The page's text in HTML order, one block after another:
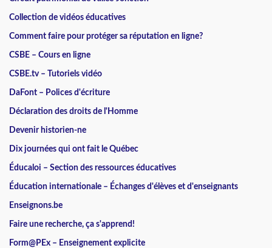
Collection de vidéos éducatives
Comment faire pour protéger sa réputation en ligne?
CSBE – Cours en ligne
CSBE.tv – Tutoriels vidéo
DaFont – Polices d'écriture
Déclaration des droits de l'Homme
Devenir historien-ne
Dix journées qui ont fait le Québec
Éducaloi – Section des ressources éducatives
Éducation internationale – Échanges d'élèves et d'enseignants
Enseignons.be
Faire une recherche, ça s'apprend!
Form@PEx – Enseignement explicite